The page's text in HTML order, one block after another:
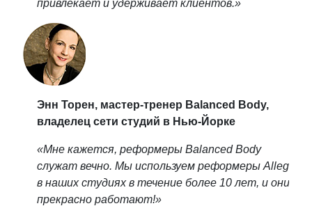
привлекает и удерживает клиентов.»
Энн Торен, мастер-тренер Balanced Body,
владелец сети студий в Нью-Йорке
«Мне кажется, реформеры Balanced Body
служат вечно. Мы используем реформеры Allegro
в наших студиях в течение более 10 лет, и они
прекрасно работают!»